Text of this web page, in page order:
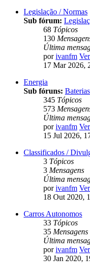
Legislação / Normas
Sub fórum:
68 Tópicos
130
Última
porivanfm
17 Mar 2026,
Energia
Sub fóruns: Baterias
345 Tópicos
573
Última
porivanfm
15 Jul 2026,
Classificados /
3 Tópicos
3 Mensagens
Última
porivanfm
18 Out 2020,
Carros Autonomos
33 Tópicos
35 Mensagens
Última
porivanfm
30 Jan 2020,